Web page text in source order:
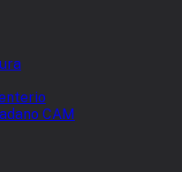
CAM